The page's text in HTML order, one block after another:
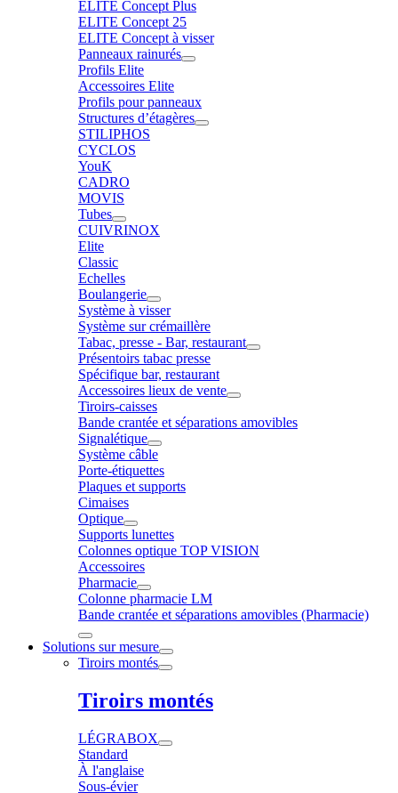
ELITE Concept Plus
ELITE Concept 25
ELITE Concept à visser
Panneaux rainurés
Profils Elite
Accessoires Elite
Profils pour panneaux
Structures d’étagères
STILIPHOS
CYCLOS
YouK
CADRO
MOVIS
Tubes
CUIVRINOX
Elite
Classic
Echelles
Boulangerie
Système à visser
Système sur crémaillère
Tabac, presse - Bar, restaurant
Présentoirs tabac presse
Spécifique bar, restaurant
Accessoires lieux de vente
Tiroirs-caisses
Bande crantée et séparations amovibles
Signalétique
Système câble
Porte-étiquettes
Plaques et supports
Cimaises
Optique
Supports lunettes
Colonnes optique TOP VISION
Accessoires
Pharmacie
Colonne pharmacie LM
Bande crantée et séparations amovibles (Pharmacie)
Solutions sur mesure
Tiroirs montés
Tiroirs montés
LÉGRABOX
Standard
À l'anglaise
Sous-évier